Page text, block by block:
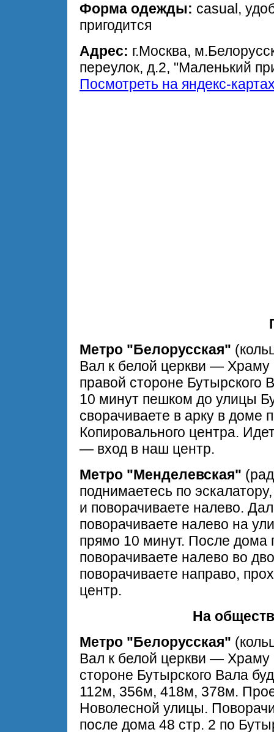
Форма одежды: casual,
пригодится
Адрес: г.Москва,
переулок, д.2, "Маленький
Посмотреть на яндекс-
Метро "Белорусская"
Вал к белой церкви — Храму
правой стороне Бутырского
10 минут пешком до улицы
сворачиваете в арку в доме
Копировального центра.
— вход в наш центр.
Метро "Менделевская"
поднимаетесь по
и поворачиваете налево.
поворачиваете налево на
прямо 10 минут. После дома
поворачиваете налево во
поворачиваете направо,
центр.
На
Метро "Белорусская"
Вал к белой церкви — Храму
стороне Бутырского Вала
112м, 356м, 418м, 378м.
Новолесной улицы.
после дома 48 стр. 2 по